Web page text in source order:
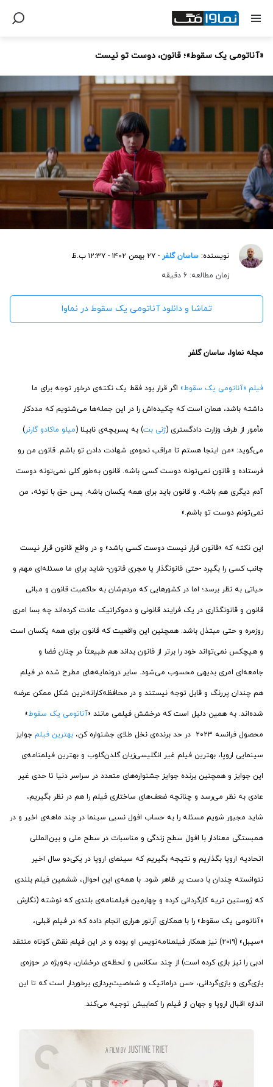
«آناتومی یک سقوط»؛ قانون، دوست تو نیست
نویسنده: ساسان گلفر - ۲۷ بهمن ۱۴۰۲ - ۱۲:۳۷ ب.ظ
زمان مطالعه: 6 دقیقه
تماشا و دانلود آناتومی یک سقوط در نماوا
مجله نماوا، ساسان گلفر
فیلم «آناتومی یک سقوط» اگر قرار بود فقط یک نکته‌ی درخور توجه برای ما
داشته باشد، همان است که چکیده‌اش را در این جمله‌ها می‌شنویم که مددکار
مأمور از طرف وزارت دادگستری (ژنی بت) به پسربچه‌ی نابینا (میلو ماکادو گارنر)
می‌گوید: «من اینجا هستم تا مراقب نحوه‌ی شهادت دادن تو باشم. قانون من رو
فرستاده و قانون نمی‌تونه دوست کسی باشه. قانون به‌طور کلی نمی‌تونه دوست
آدم دیگری هم باشه. و قانون باید برای همه یکسان باشه. پس حق با توئه، من
نمی‌تونم دوست تو باشم.»
این نکته که «قانون قرار نیست دوست کسی باشد» و در واقع قانون قرار نیست
جانب کسی را بگیرد -حتی قانونگذار یا مجری قانون- شاید برای ما مسئله‌ای مهم و
حیاتی به نظر برسد؛ اما در کشورهایی که مردم‌شان به حاکمیت قانون و مبانی
قانون و قانونگذاری در یک فرایند قانونی و دموکراتیک عادت کرده‌اند چه بسا امری
روزمره و حتی مبتذل باشد. همچنین این واقعیت که قانون برای همه یکسان است
و هیچکس نمی‌تواند خود را برتر از قانون بداند هم طبیعتاً در چنان فضا و
جامعه‌ای امری بدیهی محسوب می‌شود. سایر درونمایه‌های مطرح شده در فیلم
هم چندان پررنگ و قابل توجه نیستند و در محافظه‌کارانه‌ترین شکل ممکن عرضه
شده‌اند. به همین دلیل است که درخشش فیلمی مانند «آناتومی یک سقوط»
محصول فرانسه ۲۰۲۳ در حد برنده‌ی نخل طلای جشنواره کن، بهترین فیلم جوایز
سینمایی اروپا، بهترین فیلم غیر انگلیسی‌زبان گلدن‌گلوب و بهترین فیلمنامه‌ی
این جوایز و همچنین برنده جوایز جشنواره‌های متعدد در سراسر دنیا تا حدی غیر
عادی به نظر می‌رسد و چنانچه ضعف‌های ساختاری فیلم را هم در نظر بگیریم،
شاید مجبور شویم مسئله را به حساب افول نسبی سینما در چند ماهه‌ی اخیر و در
همبستگی معنادار با افول سطح زندگی و مناسبات در سطح ملی و بین‌المللی
اتحادیه اروپا بگذاریم و نتیجه بگیریم که سینمای اروپا در یکی‌دو سال اخیر
نتوانسته چندان با دست پر ظاهر شود. با همه‌ی این احوال، ششمین فیلم بلندی
که ژوستین تریه کارگردانی کرده و چهارمین فیلمنامه‌ی بلندی که نوشته (نگارش
«آناتومی یک سقوط» را با همکاری آرتور هراری انجام داده که در فیلم قبلی،
«سیبل» (۲۰۱۹) نیز همکار فیلمنامه‌نویس او بوده و در این فیلم نقش کوتاه منتقد
ادبی را نیز بازی کرده است) از چند سکانس و لحظه‌ی درخشان، به‌ویژه در حوزه‌ی
بازی‌گری و بازی‌گردانی، حس دراماتیک و شخصیت‌پردازی برخوردار است که تا این
اندازه اقبال اروپا و جهان از فیلم را کمابیش توجیه می‌کند.